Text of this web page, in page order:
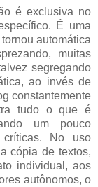
é exclusiva no
É uma
automática
muitas
segregando
ao invés de
constantemente
tudo o que é
um pouco
críticas. No uso
cópia de textos,
individual, aos
autônomos, o